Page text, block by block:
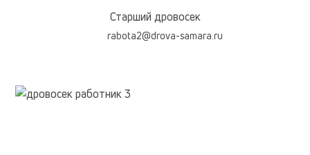
Старший дровосек
rabota2@drova-samara.ru